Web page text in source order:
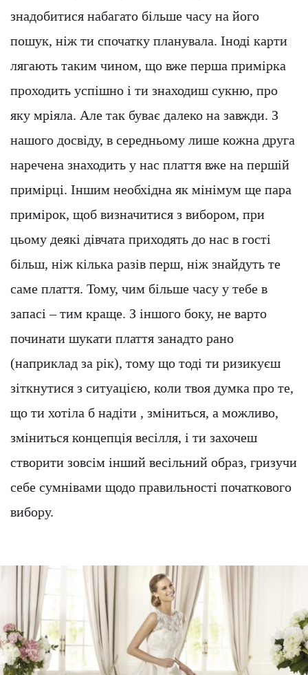
знадобитися набагато більше часу на його
пошук, ніж ти спочатку планувала. Іноді карти
лягають таким чином, що вже перша примірка
проходить успішно і ти знаходиш сукню, про
яку мріяла. Але так буває далеко на завжди. З
нашого досвіду, в середньому лише кожна друга
наречена знаходить у нас плаття вже на першій
примірці. Іншим необхідна як мінімум ще пара
примірок, щоб визначитися з вибором, при
цьому деякі дівчата приходять до нас в гості
більш, ніж кілька разів перш, ніж знайдуть те
саме плаття. Тому, чим більше часу у тебе в
запасі – тим краще. З іншого боку, не варто
починати шукати плаття занадто рано
(наприклад за рік), тому що тоді ти ризикуєш
зіткнутися з ситуацією, коли твоя думка про те,
що ти хотіла б надіти , зміниться, а можливо,
зміниться концепція весілля, і ти захочеш
створити зовсім інший весільний образ, гризучи
себе сумнівами щодо правильності початкового
вибору.